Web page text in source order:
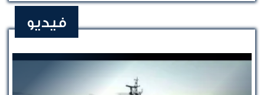
فيديو